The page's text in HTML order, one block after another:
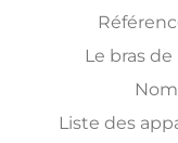
Le bras
Liste des